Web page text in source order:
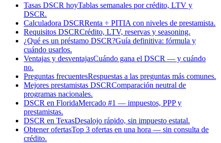
Tasas DSCR hoyTablas semanales por crédito, LTV y
DSCR.
Calculadora DSCRRenta ÷ PITIA con niveles de prestamista.
Requisitos DSCRCrédito, LTV, reservas y seasoning.
¿Qué es un préstamo DSCR?Guía definitiva: fórmula y
cuándo usarlos.
Ventajas y desventajasCuándo gana el DSCR — y cuándo
no.
Preguntas frecuentesRespuestas a las preguntas más comunes.
Mejores prestamistas DSCRComparación neutral de
programas nacionales.
DSCR en FloridaMercado #1 — impuestos, PPP y
prestamistas.
DSCR en TexasDesalojo rápido, sin impuesto estatal.
Obtener ofertasTop 3 ofertas en una hora — sin consulta de
crédito.